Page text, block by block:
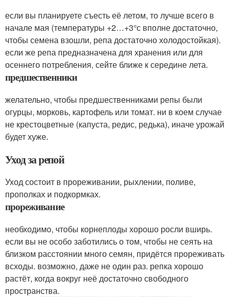
если вы планируете съесть её летом, то лучше всего в
начале мая (температуры +2…+3°с вполне достаточно,
чтобы семена взошли, репа достаточно холодостойкая).
если же репа предназначена для хранения или для
осеннего потребления, сейте ближе к середине лета.
предшественники
желательно, чтобы предшественниками репы были
огурцы, морковь, картофель или томат. ни в коем случае
не крестоцветные (капуста, редис, редька), иначе урожай
будет хуже.
Уход за репой
Уход состоит в прореживании, рыхлении, поливе,
прополках и подкормках.
прореживание
необходимо, чтобы корнеплоды хорошо росли вширь.
если вы не особо заботились о том, чтобы не сеять на
близком расстоянии много семян, придётся прореживать
всходы. возможно, даже не один раз. репка хорошо
растёт, когда вокруг неё достаточно свободного
пространства.